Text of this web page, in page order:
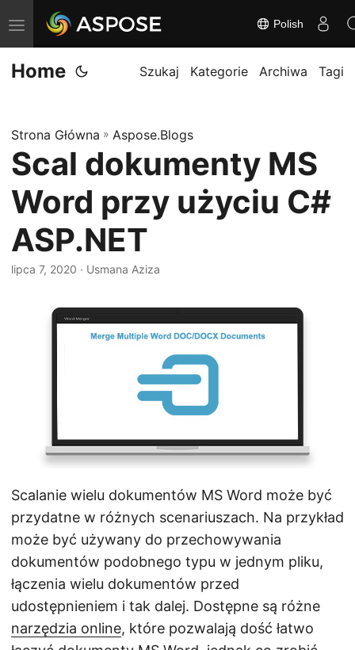
P
r
z
ą
c
n
a
w
i
Polish
Home Szukaj Kategorie Archiwa Tagi
Strona Główna » Aspose.Blogs
Scal dokumenty MS
Word przy użyciu C#
ASP.NET
lipca 7, 2020 · Usmana Aziza
Scalanie wielu dokumentów MS Word może być
przydatne w różnych scenariuszach. Na przykład
może być używany do przechowywania
dokumentów podobnego typu w jednym pliku,
łączenia wielu dokumentów przed
udostępnieniem i tak dalej. Dostępne są różne
narzędzia online, które pozwalają dość łatwo